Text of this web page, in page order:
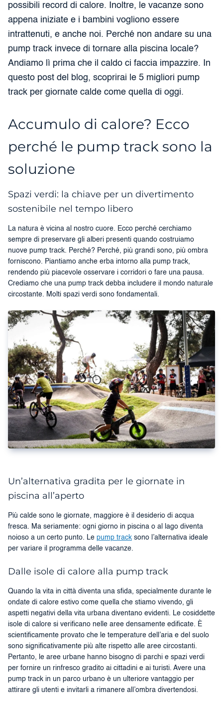
possibili record di calore. Inoltre, le vacanze sono
appena iniziate e i bambini vogliono essere
intrattenuti, e anche noi. Perché non andare su una
pump track invece di tornare alla piscina locale?
Andiamo lì prima che il caldo ci faccia impazzire. In
questo post del blog, scoprirai le 5 migliori pump
track per giornate calde come quella di oggi.
Accumulo di calore? Ecco
perché le pump track sono la
soluzione
Spazi verdi: la chiave per un divertimento
sostenibile nel tempo libero
La natura è vicina al nostro cuore. Ecco perché cerchiamo
sempre di preservare gli alberi presenti quando costruiamo
nuove pump track. Perché? Perché, più grandi sono, più ombra
forniscono. Piantiamo anche erba intorno alla pump track,
rendendo più piacevole osservare i corridori o fare una pausa.
Crediamo che una pump track debba includere il mondo naturale
circostante. Molti spazi verdi sono fondamentali.
Un’alternativa gradita per le giornate in
piscina all’aperto
Più calde sono le giornate, maggiore è il desiderio di acqua
fresca. Ma seriamente: ogni giorno in piscina o al lago diventa
noioso a un certo punto. Le pump track sono l’alternativa ideale
per variare il programma delle vacanze.
Dalle isole di calore alla pump track
Quando la vita in città diventa una sfida, specialmente durante le
ondate di calore estivo come quella che stiamo vivendo, gli
aspetti negativi della vita urbana diventano evidenti. Le cosiddette
isole di calore si verificano nelle aree densamente edificate. È
scientificamente provato che le temperature dell’aria e del suolo
sono significativamente più alte rispetto alle aree circostanti.
Pertanto, le aree urbane hanno bisogno di parchi e spazi verdi
per fornire un rinfresco gradito ai cittadini e ai turisti. Avere una
pump track in un parco urbano è un ulteriore vantaggio per
attirare gli utenti e invitarli a rimanere all’ombra divertendosi.